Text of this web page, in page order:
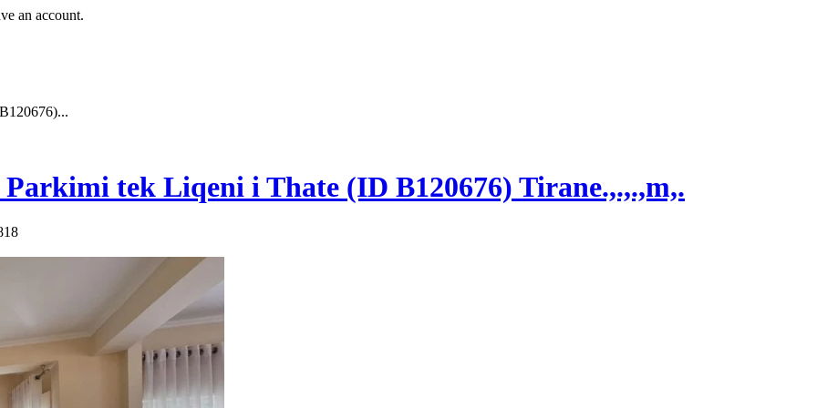
an account.
tek Liqeni i Thate (ID B120676) Tirane.,.,.,m,.